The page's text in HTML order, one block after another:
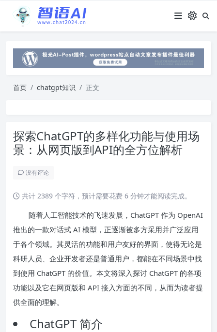
首页 chatgpt知识 正文
探索ChatGPT的多样化功能与使用场
景：从网页版到API的全方位解析
没有评论
共计 2389 个字符，预计需要花费 6 分钟才能阅读完成。
随着人工智能技术的飞速发展，ChatGPT 作为 OpenAI
推出的一款对话式 AI 模型，正逐渐被多方采用并广泛应用
于各个领域。其灵活的功能和用户友好的界面，使得无论是
科研人员、企业开发者还是普通用户，都能在不同场景中找
到使用 ChatGPT 的价值。本文将深入探讨 ChatGPT 的各项
功能以及它在网页版和 API 接入方面的不同，从而为读者提
供全面的理解。
ChatGPT 简介